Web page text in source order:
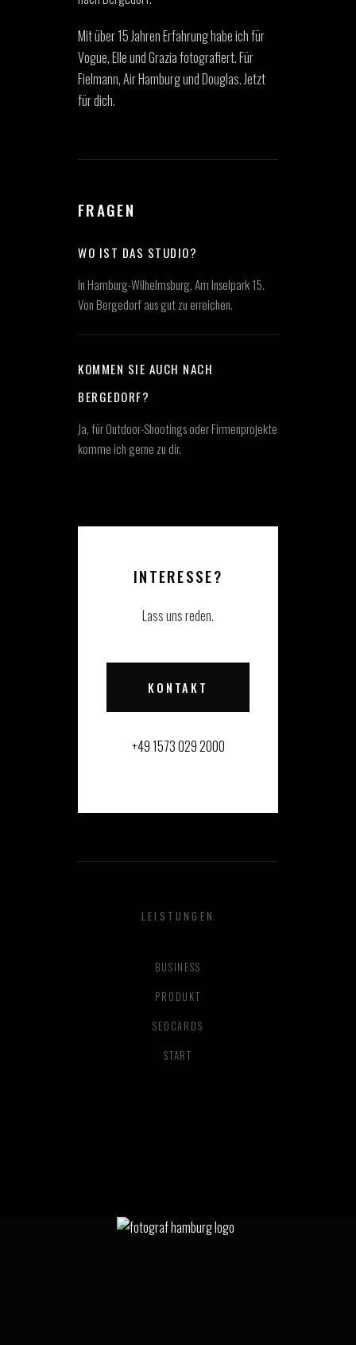
Mit über 15 Jahren Erfahrung habe ich für
Vogue, Elle und Grazia fotografiert. Für
Fielmann, Air Hamburg und Douglas. Jetzt
für dich.
FRAGEN
WO IST DAS STUDIO?
In Hamburg-Wilhelmsburg, Am Inselpark 15.
Von Bergedorf aus gut zu erreichen.
KOMMEN SIE AUCH NACH
BERGEDORF?
Ja, für Outdoor-Shootings oder Firmenprojekte
komme ich gerne zu dir.
INTERESSE?
Lass uns reden.
KONTAKT
+49 1573 029 2000
LEISTUNGEN
BUSINESS
PRODUKT
SEDCARDS
START